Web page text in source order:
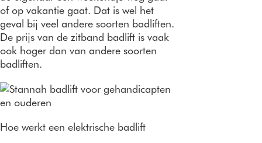
of op vakantie gaat. Dat is wel het
geval bij veel andere soorten badliften.
De prijs van de zitband badlift is vaak
ook hoger dan van andere soorten
badliften.
Hoe werkt een elektrische badlift